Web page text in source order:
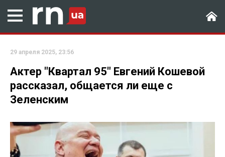
29 апреля 2025, 23:56
Актер "Квартал 95" Евгений Кошевой
рассказал, общается ли еще с
Зеленским